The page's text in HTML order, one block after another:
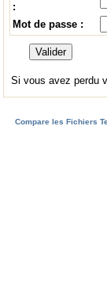
:
Mot de passe :
Si vous avez perdu
Compare les Fichiers